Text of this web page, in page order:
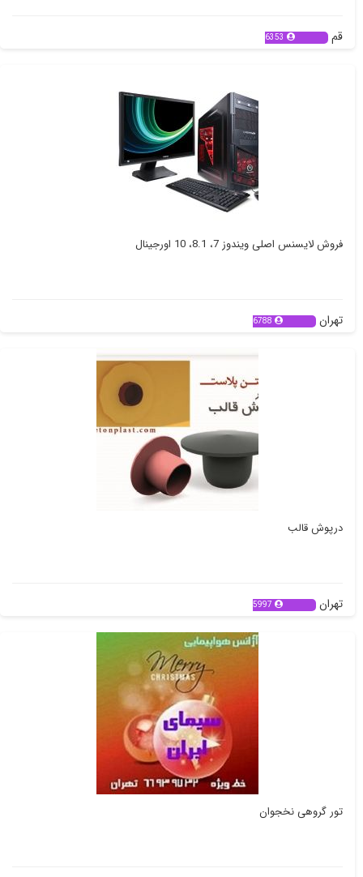
قم 6353
فروش لایسنس اصلی ویندوز 7، 8.1، 10 اورجینال
تهران 6788
درپوش قالب
تهران 5997
تور گروهی نخجوان